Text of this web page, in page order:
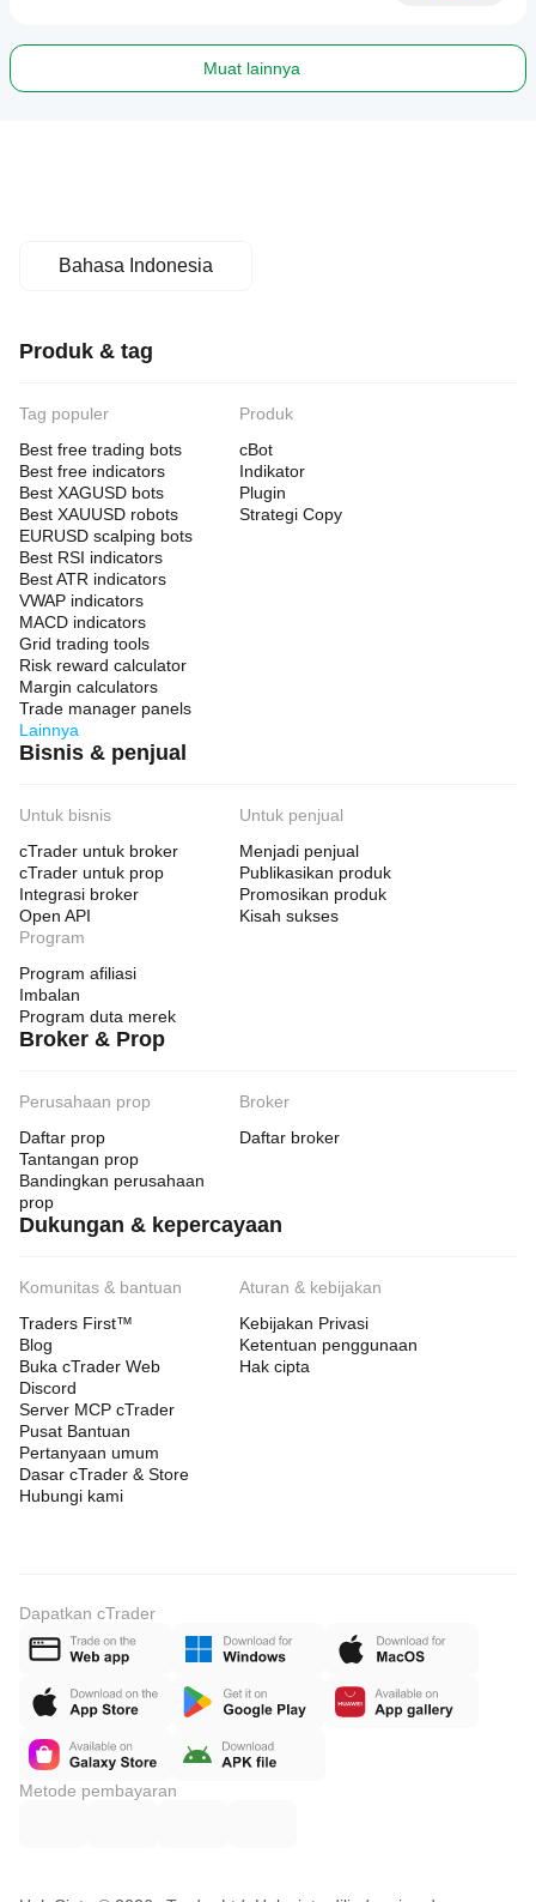
Muat lainnya
Bahasa Indonesia
Produk & tag
Tag populer
Best free trading bots
Best free indicators
Best XAGUSD bots
Best XAUUSD robots
EURUSD scalping bots
Best RSI indicators
Best ATR indicators
VWAP indicators
MACD indicators
Grid trading tools
Risk reward calculator
Margin calculators
Trade manager panels
Lainnya
Produk
cBot
Indikator
Plugin
Strategi Copy
Bisnis & penjual
Untuk bisnis
cTrader untuk broker
cTrader untuk prop
Integrasi broker
Open API
Untuk penjual
Menjadi penjual
Publikasikan produk
Promosikan produk
Kisah sukses
Program
Program afiliasi
Imbalan
Program duta merek
Broker & Prop
Perusahaan prop
Daftar prop
Tantangan prop
Bandingkan perusahaan
prop
Broker
Daftar broker
Dukungan & kepercayaan
Komunitas & bantuan
Traders First™
Blog
Buka cTrader Web
Discord
Server MCP cTrader
Pusat Bantuan
Pertanyaan umum
Dasar cTrader & Store
Hubungi kami
Aturan & kebijakan
Kebijakan Privasi
Ketentuan penggunaan
Hak cipta
Dapatkan cTrader
Metode pembayaran